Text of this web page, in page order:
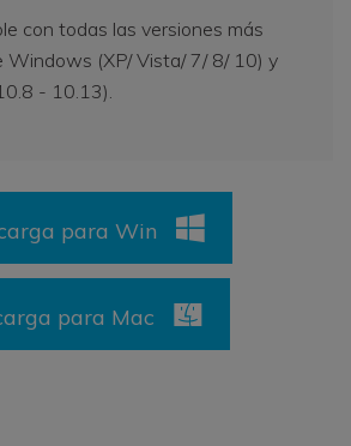
con todas las versiones más
Windows (XP/ Vista/ 7/ 8/ 10) y
- 10.13).
para Win
para Mac